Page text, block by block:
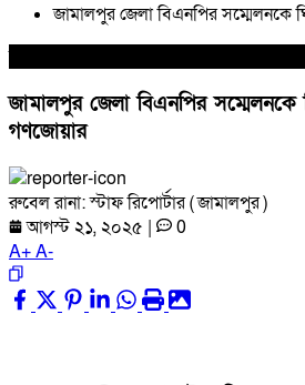
জামালপুর জেলা বিএনপির সম্মেলনকে
জামালপুর জেলা বিএনপির সম্মেলনকে
গণজোয়ার
রুবেল রানা: স্টাফ রিপোর্টার ( জামালপুর )
আগস্ট ২১, ২০২৫ |
0
A+A-